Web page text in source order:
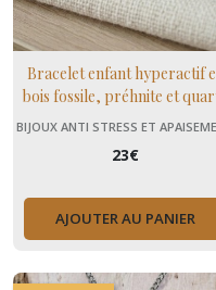
Bracelet enfant hyperactif
bois fossile, préhnite et
rose, cadeau enfant
BIJOUX ANTI STRESS ET
23€
AJOUTER AU PANIER